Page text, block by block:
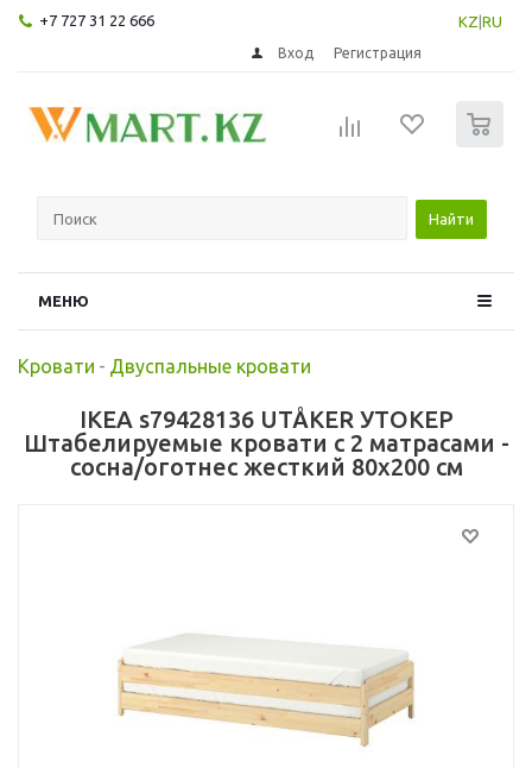
+7 727 31 22 666 KZ RU
Вход Регистрация
Найти
МЕНЮ
Кровати - Двуспальные кровати
IKEA s79428136 UTÅKER УТОКЕР
Штабелируемые кровати с 2 матрасами -
сосна/оготнес жесткий 80x200 см